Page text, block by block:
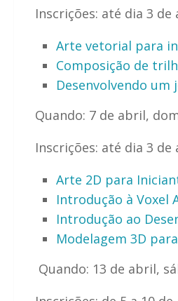
Inscrições: até dia 3
Arte vetorial para
Composição de
Desenvolvendo um
Quando: 7 de abril,
Inscrições: até dia 3
Arte 2D para
Introdução à Voxel
Introdução ao
Modelagem 3D
Quando: 13 de abril,